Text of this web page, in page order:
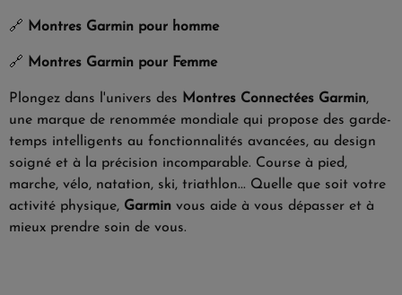
🔗 Montres Garmin pour homme
🔗 Montres Garmin pour Femme
Plongez dans l'univers des Montres Connectées Garmin,
une marque de renommée mondiale qui propose des garde-
temps intelligents au fonctionnalités avancées, au design
soigné et à la précision incomparable. Course à pied,
marche, vélo, natation, ski, triathlon... Quelle que soit votre
activité physique, Garmin vous aide à vous dépasser et à
mieux prendre soin de vous.